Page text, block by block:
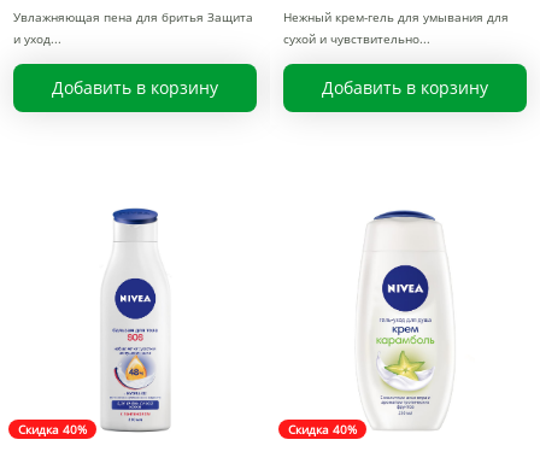
Увлажняющая пена для бритья Защита
и уход
Добавить в корзину
Нежный крем-гель для умывания для
сухой и чувствительно
Добавить в корзину
Скидка 40% Скидка 40%